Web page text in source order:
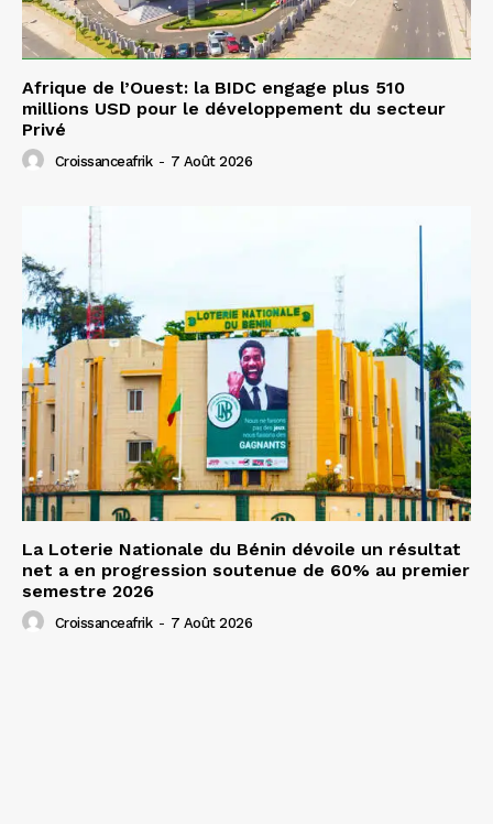
Afrique de l’Ouest: la BIDC engage plus 510
millions USD pour le développement du secteur
Privé
Croissanceafrik - 7 Août 2026
La Loterie Nationale du Bénin dévoile un résultat
net a en progression soutenue de 60% au premier
semestre 2026
Croissanceafrik - 7 Août 2026